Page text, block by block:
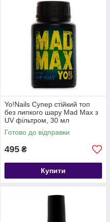
Yo!Nails Супер стійкий топ
без липкого шару Mad Max з
UV фільтром, 30 мл
Готово до відправки
495 ₴
Купити